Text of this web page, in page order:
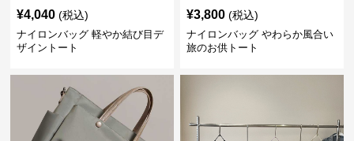
¥4,040 (税込)
ナイロンバッグ 軽やか結び目デ
ザイントート
¥3,800 (税込)
ナイロンバッグ やわらか風合い
旅のお供トート